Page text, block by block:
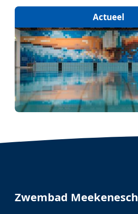
Actueel
Zwembad Meekenesch